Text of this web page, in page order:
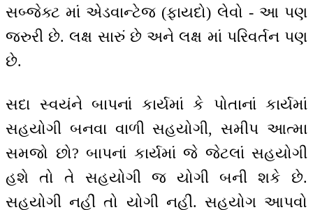
સબ્જેક્ટ માં એડવાન્ટેજ (ફાયદો) લેવો - આ પણ
જરુરી છે. લક્ષ સારું છે અને લક્ષ માં પરિવર્તન પણ
છે.
સદા સ્વયંને બાપનાં કાર્યમાં કે પોતાનાં કાર્યમાં
સહયોગી બનવા વાળી સહયોગી, સમીપ આત્મા
સમજો છો? બાપનાં કાર્યમાં જે જેટલાં સહયોગી
હશે તો તે સહયોગી જ યોગી બની શકે છે.
સહયોગી નહીં તો યોગી નહીં. સહયોગ આપવો